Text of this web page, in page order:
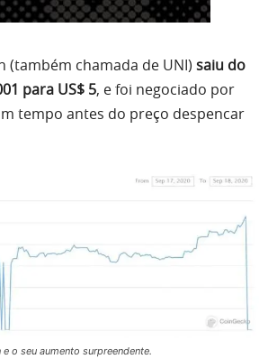
(também chamada de UNI) saiu do
para US$ 5, e foi negociado por
tempo antes do preço despencar
o seu aumento surpreendente.